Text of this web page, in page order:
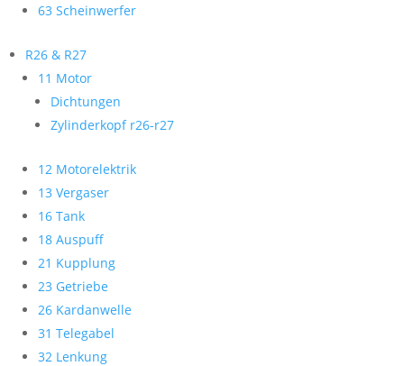
63 Scheinwerfer
R26 & R27
11 Motor
Dichtungen
Zylinderkopf r26-r27
12 Motorelektrik
13 Vergaser
16 Tank
18 Auspuff
21 Kupplung
23 Getriebe
26 Kardanwelle
31 Telegabel
32 Lenkung